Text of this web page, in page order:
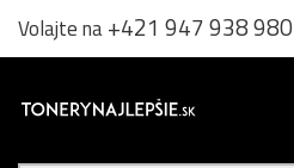
Volajte na+421 947 938 980